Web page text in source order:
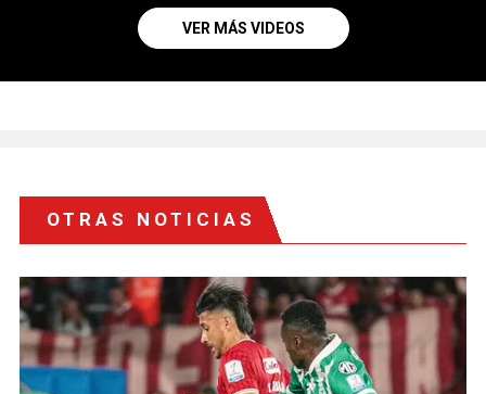
VER MÁS VIDEOS
OTRAS NOTICIAS